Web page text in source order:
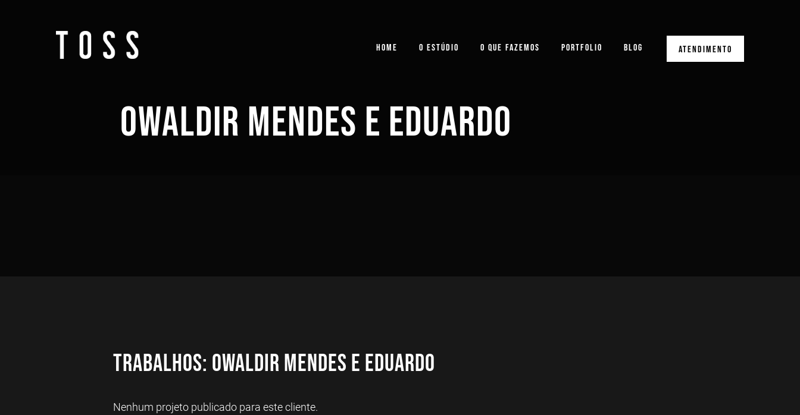
ATENDIMENTO
HOME O ESTÚDIO O QUE FAZEMOS PORTFOLIO BLOG
OWALDIR MENDES E EDUARDO
Trabalhos: Owaldir Mendes e Eduardo
Nenhum projeto publicado para este cliente.